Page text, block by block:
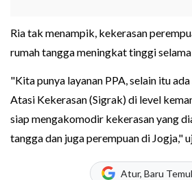
Ria tak menampik, kekerasan
rumah tangga meningkat tinggi
"Kita punya layanan PPA, selain itu
Atasi Kekerasan (Sigrak) di level
siap mengakomodir kekerasan yang
tangga dan juga perempuan di Jogja,"
Atur, Baru